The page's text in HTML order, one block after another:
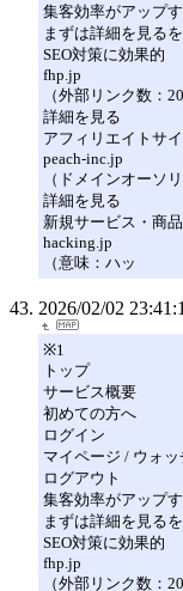
集客効率がアップ
まずは詳細を見る
SEO対策に効果的
fhp.jp
（外部リンク数：
詳細を見る
アフィリエイトサ
peach-inc.jp
（ドメインオーソ
詳細を見る
新規サービス・商
hacking.jp
（意味：ハッ
2026/02/02
※1
トップ
サービス概要
初めての方へ
ログイン
マイページ / ウォッ
ログアウト
集客効率がアップ
まずは詳細を見る
SEO対策に効果的
fhp.jp
（外部リンク数：